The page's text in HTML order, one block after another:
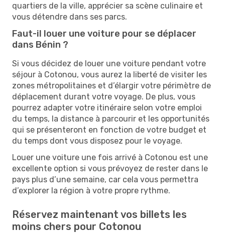
quartiers de la ville, apprécier sa scène culinaire et
vous détendre dans ses parcs.
Faut-il louer une voiture pour se déplacer
dans Bénin ?
Si vous décidez de louer une voiture pendant votre
séjour à Cotonou, vous aurez la liberté de visiter les
zones métropolitaines et d’élargir votre périmètre de
déplacement durant votre voyage. De plus, vous
pourrez adapter votre itinéraire selon votre emploi
du temps, la distance à parcourir et les opportunités
qui se présenteront en fonction de votre budget et
du temps dont vous disposez pour le voyage.
Louer une voiture une fois arrivé à Cotonou est une
excellente option si vous prévoyez de rester dans le
pays plus d’une semaine, car cela vous permettra
d’explorer la région à votre propre rythme.
Réservez maintenant vos billets les
moins chers pour Cotonou